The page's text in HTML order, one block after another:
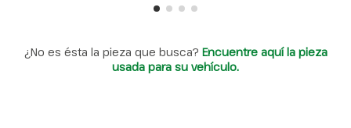
¿No es ésta la pieza que busca? Encuentre aquí la pieza
usada para su vehículo.